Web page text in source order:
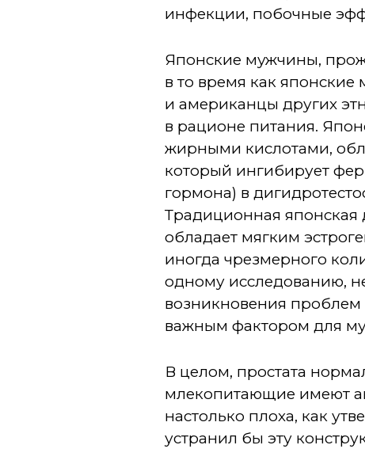
инфекции, побочные
Японские мужчины,
в то время как
и американцы других
в рационе питания.
жирными кислотами,
который ингибирует
гормона) в
Традиционная японская
обладает мягким
иногда чрезмерного
одному исследованию,
возникновения проблем
важным фактором для
В целом, простата
млекопитающие имеют
настолько плоха, как
устранил бы эту